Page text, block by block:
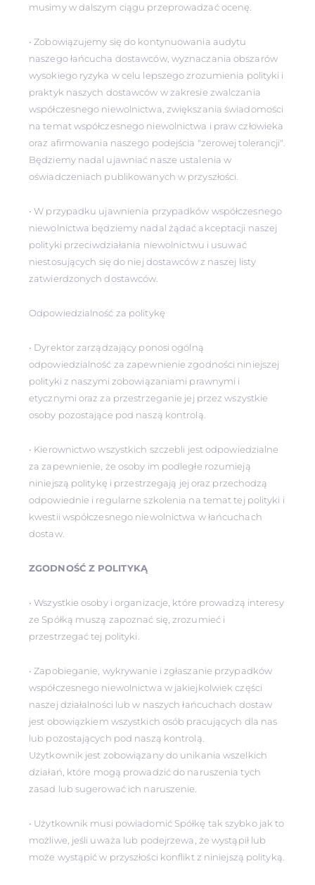
musimy w dalszym ciągu przeprowadzać ocenę.
• Zobowiązujemy się do kontynuowania audytu
naszego łańcucha dostawców, wyznaczania obszarów
wysokiego ryzyka w celu lepszego zrozumienia polityki i
praktyk naszych dostawców w zakresie zwalczania
współczesnego niewolnictwa, zwiększania świadomości
na temat współczesnego niewolnictwa i praw człowieka
oraz afirmowania naszego podejścia "zerowej tolerancji".
Będziemy nadal ujawniać nasze ustalenia w
oświadczeniach publikowanych w przyszłości.
• W przypadku ujawnienia przypadków współczesnego
niewolnictwa będziemy nadal żądać akceptacji naszej
polityki przeciwdziałania niewolnictwu i usuwać
niestosujących się do niej dostawców z naszej listy
zatwierdzonych dostawców.
Odpowiedzialność za politykę
• Dyrektor zarządzający ponosi ogólną
odpowiedzialność za zapewnienie zgodności niniejszej
polityki z naszymi zobowiązaniami prawnymi i
etycznymi oraz za przestrzeganie jej przez wszystkie
osoby pozostające pod naszą kontrolą.
• Kierownictwo wszystkich szczebli jest odpowiedzialne
za zapewnienie, że osoby im podległe rozumieją
niniejszą politykę i przestrzegają jej oraz przechodzą
odpowiednie i regularne szkolenia na temat tej polityki i
kwestii współczesnego niewolnictwa w łańcuchach
dostaw.
ZGODNOŚĆ Z POLITYKĄ
• Wszystkie osoby i organizacje, które prowadzą interesy
ze Spółką muszą zapoznać się, zrozumieć i
przestrzegać tej polityki.
• Zapobieganie, wykrywanie i zgłaszanie przypadków
współczesnego niewolnictwa w jakiejkolwiek części
naszej działalności lub w naszych łańcuchach dostaw
jest obowiązkiem wszystkich osób pracujących dla nas
lub pozostających pod naszą kontrolą.
Użytkownik jest zobowiązany do unikania wszelkich
działań, które mogą prowadzić do naruszenia tych
zasad lub sugerować ich naruszenie.
• Użytkownik musi powiadomić Spółkę tak szybko jak to
możliwe, jeśli uważa lub podejrzewa, że wystąpił lub
może wystąpić w przyszłości konflikt z niniejszą polityką.